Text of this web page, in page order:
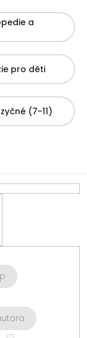
a
pro děti
(7-11)